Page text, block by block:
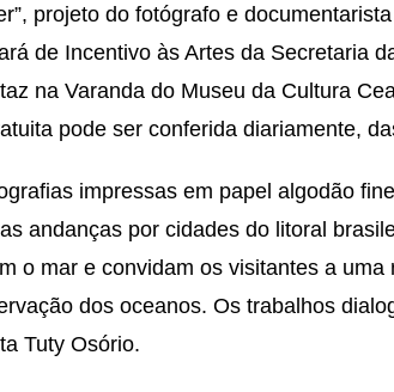
projeto do fotógrafo e
de Incentivo às Artes da Secretaria
na Varanda do Museu da Cultura
pode ser conferida diariamente,
impressas em papel algodão
andanças por cidades do litoral
o mar e convidam os visitantes a uma
dos oceanos. Os trabalhos
Tuty Osório.